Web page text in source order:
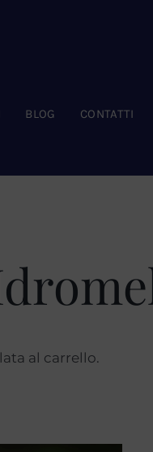
BLOG CONTATTI
al carrello.